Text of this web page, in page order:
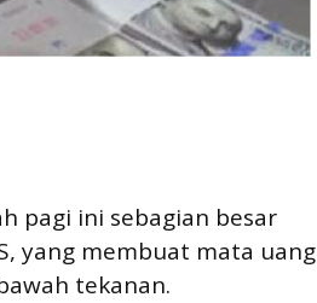
pagi ini sebagian besar
yang membuat mata uang
tekanan.